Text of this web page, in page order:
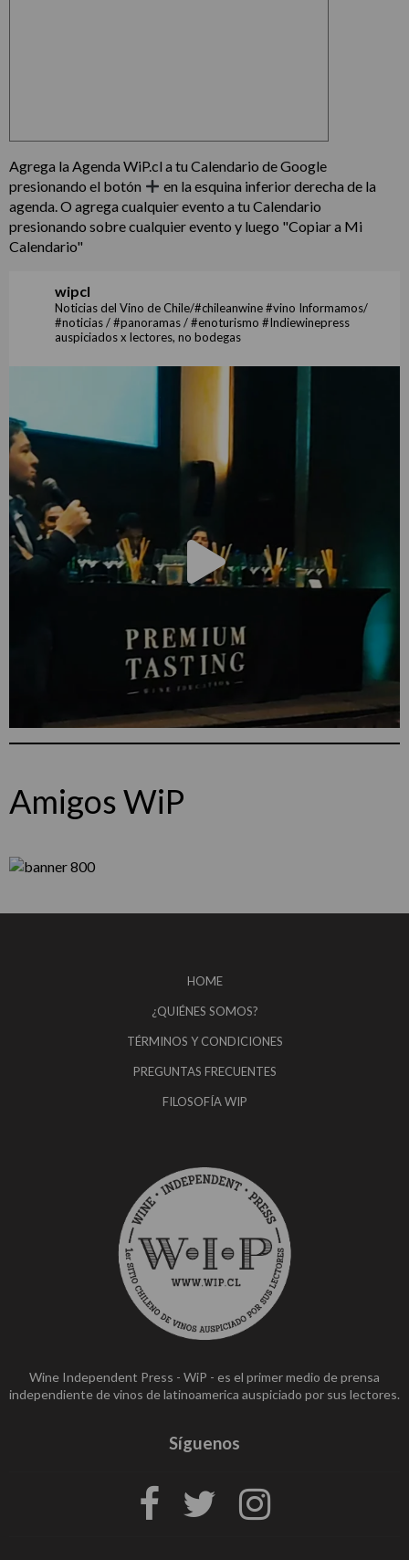
Agrega la Agenda WiP.cl a tu Calendario de Google
presionando el botón
en la esquina inferior derecha de la
agenda. O agrega cualquier evento a tu Calendario
presionando sobre cualquier evento y luego "Copiar a Mi
Calendario"
wipcl
Noticias del Vino de Chile/#chileanwine #vino Informamos/
#noticias / #panoramas / #enoturismo #Indiewinepress
auspiciados x lectores, no bodegas
Amigos WiP
HOME
¿QUIÉNES SOMOS?
TÉRMINOS Y CONDICIONES
PREGUNTAS FRECUENTES
FILOSOFÍA WIP
Wine Independent Press - WiP - es el primer medio de prensa
independiente de vinos de latinoamerica auspiciado por sus lectores.
Síguenos